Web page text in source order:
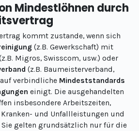
Mindestlöhnen durch
kommt zustande, wenn sich
(z.B. Gewerkschaft) mit
Migros, Swisscom, usw.) oder
(z.B. Baumeisterverband,
verbindliche Mindeststandards
einigt. Die ausgehandelten
insbesondere Arbeitszeiten,
und Unfallleistungen und
gelten grundsätzlich nur für die